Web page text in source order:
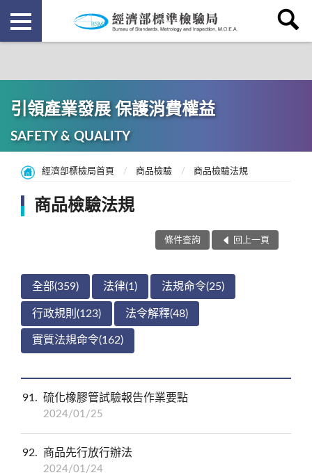
引領產業發展 保護消費權益
SAFETY & QUALITY
經濟部標檢局首頁 商品檢驗 商品檢驗法規
商品檢驗法規
條件查詢 回上一頁
全部(359) 法律(1) 法規命令(25)
行政規則(123) 法令解釋(48)
實質法規命令(162)
91 硫化橡膠管試驗報告作業要點
2024/01/25
92 商品先行放行辦法
2024/01/24